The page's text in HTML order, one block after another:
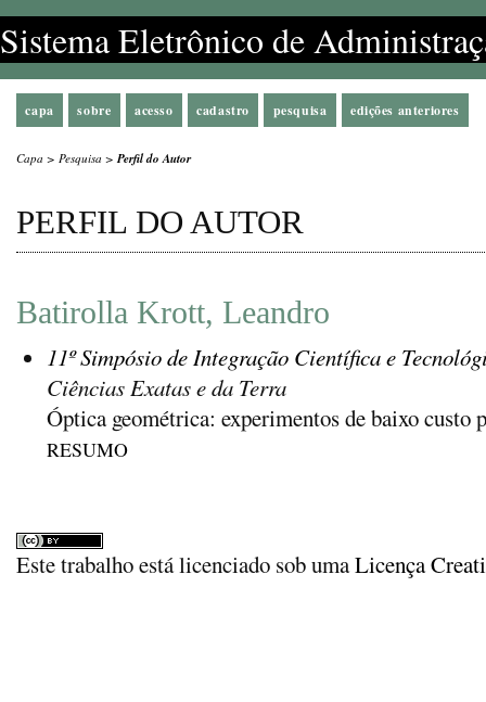
Sistema Eletrônico de
capa sobre acesso cadastro pesquisa edições anteriores
Capa > Pesquisa >Perfil do Autor
PERFIL DO AUTOR
Batirolla Krott, Leandro
11º Simpósio de Integração Científica e
Ciências Exatas e da Terra
Óptica geométrica: experimentos de baixo custo
RESUMO
Este trabalho está licenciado sob umaLicença